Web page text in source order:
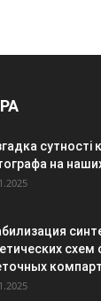
сутності
на